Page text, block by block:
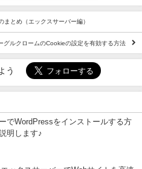
とめ（エックスサーバー編）
グルクロームのCookieの設定を有効する方法
う
でWordPressをインストールする方
明します♪